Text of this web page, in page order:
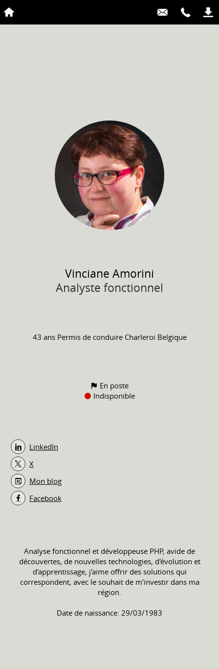
Vinciane Amorini
Analyste fonctionnel
43 ans Permis de conduire Charleroi Belgique
En poste
Indisponible
LinkedIn
X
Mon blog
Facebook
Analyse fonctionnel et développeuse PHP, avide de
découvertes, de nouvelles technologies, d'évolution et
d'apprentissage, j'aime offrir des solutions qui
correspondent, avec le souhait de m'investir dans ma
région.
Date de naissance: 29/03/1983